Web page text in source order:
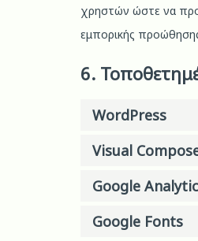
χρηστών ώστε να
εμπορικής
6.
WordPress
Visual
Google
Google Fonts